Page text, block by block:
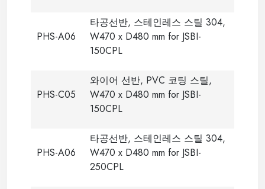
PHS-A06
타공선반, 스테인레스 스틸 304,
W470 x D480 mm for JSBI-
150CPL
PHS-C05
와이어 선반, PVC 코팅 스틸,
W470 x D480 mm for JSBI-
150CPL
PHS-A06
타공선반, 스테인레스 스틸 304,
W470 x D480 mm for JSBI-
250CPL